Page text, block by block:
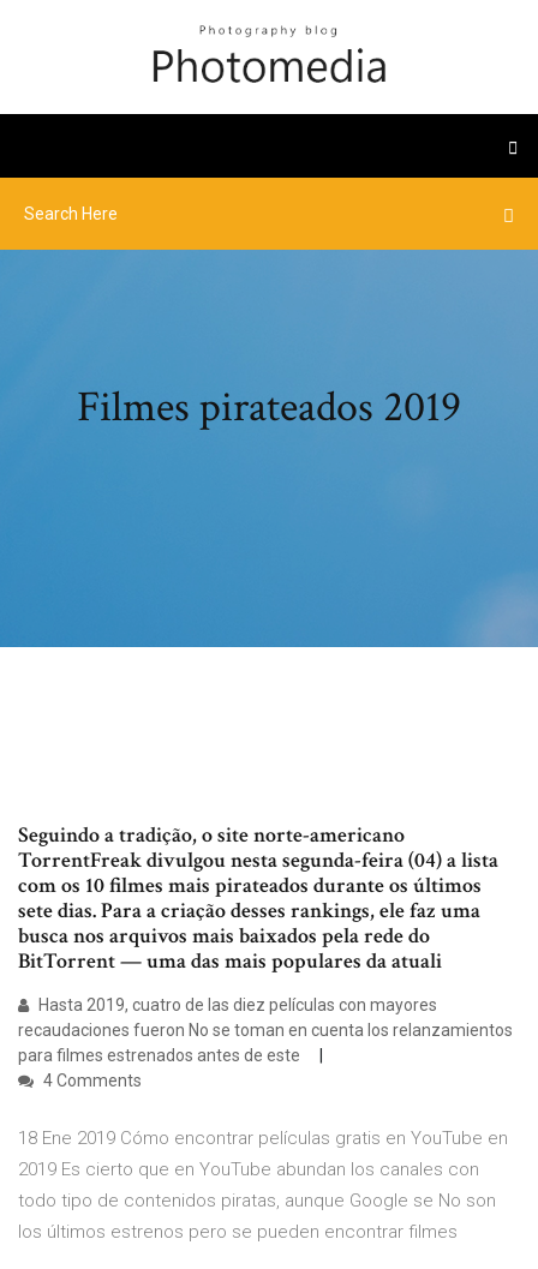
Filmes pirateados 2019
Seguindo a tradição, o site norte-americano
TorrentFreak divulgou nesta segunda-feira (04) a lista
com os 10 filmes mais pirateados durante os últimos
sete dias. Para a criação desses rankings, ele faz uma
busca nos arquivos mais baixados pela rede do
BitTorrent — uma das mais populares da atuali
Hasta 2019, cuatro de las diez películas con mayores
recaudaciones fueron No se toman en cuenta los relanzamientos
para filmes estrenados antes de este
4 Comments
18 Ene 2019 Cómo encontrar películas gratis en YouTube en
2019 Es cierto que en YouTube abundan los canales con
todo tipo de contenidos piratas, aunque Google se No son
los últimos estrenos pero se pueden encontrar filmes